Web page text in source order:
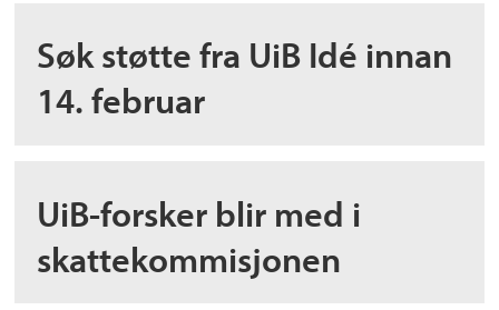
Søk støtte fra UiB Idé innan
14. februar
UiB-forsker blir med i
skattekommisjonen